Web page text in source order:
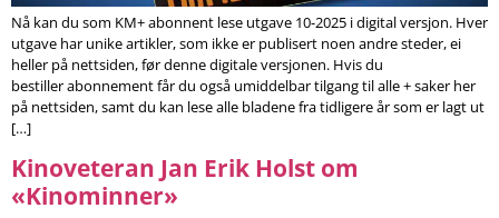
Nå kan du som KM+ abonnent lese utgave 10-2025 i digital versjon. Hver
utgave har unike artikler, som ikke er publisert noen andre steder, ei
heller på nettsiden, før denne digitale versjonen. Hvis du
bestiller abonnement får du også umiddelbar tilgang til alle + saker her
på nettsiden, samt du kan lese alle bladene fra tidligere år som er lagt ut
[…]
Kinoveteran Jan Erik Holst om
«Kinominner»